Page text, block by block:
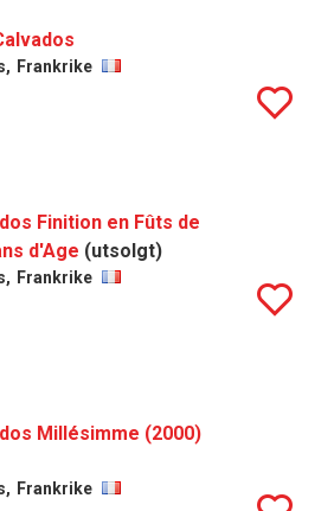
Frankrike
Finition en Fûts de
d'Age (utsolgt)
Frankrike
Millésimme (2000)
Frankrike